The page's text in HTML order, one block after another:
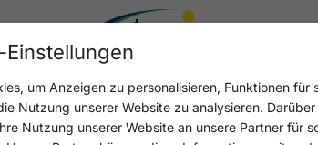
um Anzeigen zu personalisieren, Funktionen für
Nutzung unserer Website zu analysieren.
Nutzung unserer Website an unsere Partner für